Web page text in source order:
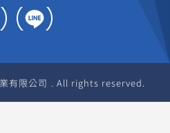
有限公司 . All rights reserved.